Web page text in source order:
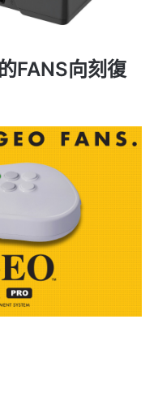
FANS向刻復